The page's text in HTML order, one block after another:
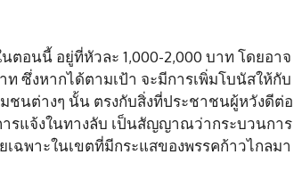
ตอนนี้ อยู่ที่หัวละ 1,000-2,000 บาท โดยอาจ
ซึ่งหากได้ตามเป้า จะมีการเพิ่มโบนัสให้กับ
นต่างๆ นั้น ตรงกับสิ่งที่ประชาชนผู้หวังดีต่อ
ารแจ้งในทางลับ เป็นสัญญาณว่ากระบวนการ
ฉพาะในเขตที่มีกระแสของพรรคก้าวไกลมา